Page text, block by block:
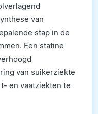
van
stap in de
Een statine
van suikerziekte
en vaatziekten te